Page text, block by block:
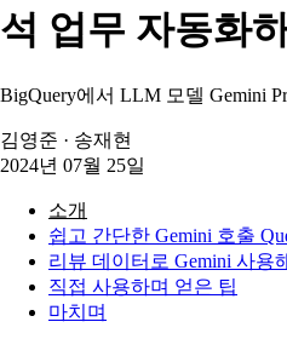
석 업무 자동화
BigQuery에서 LLM 모델 Gemini
김영준 · 송재현
2024년 07월 25일
소개
쉽고 간단한 Gemini 호출
리뷰 데이터로 Gemini 사용
직접 사용하며 얻은 팁
마치며